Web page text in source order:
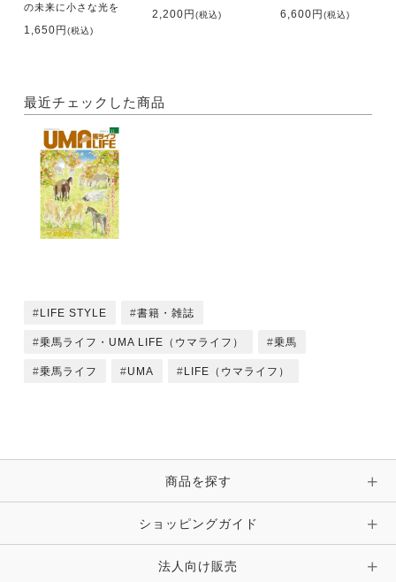
●輝け！ みんなのみんなのホースセラピー
第1回 ホースセラピーについて 塚本めぐみ
●マジック先生の目が10（テン）！ レッスン
Lesson1「 停止」 永岡幸子
●森 裕悟のそんな感じでどうでしょう
第2回 乗馬を始めて最初に気がつく馬の違いは
「かるい」か「おもい」か！？ 菊澤大助
●手技療法や運動療法で馬生のクオリティを高める
●ドイツの馬産地が故郷のふたり
ヴィブケ･シュルツェさん P
の未来に小さな光を
1,650円(税込)
2,200円(税込) 6,600円(税込)
最近チェックした商品
LIFE STYLE 書籍・雑誌
乗馬ライフ・UMA LIFE（ウマライフ） 乗馬
乗馬ライフ UMA LIFE（ウマライフ）
商品を探す
ショッピングガイド
法人向け販売